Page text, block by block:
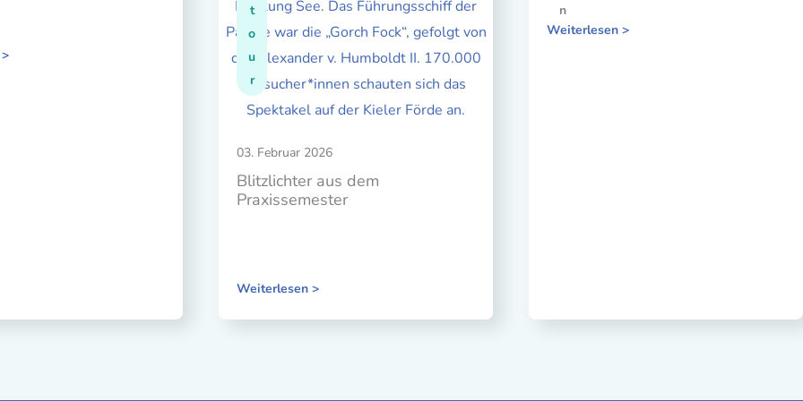
t
o
u
r
03. Februar 2026
Blitzlichter aus dem
Praxissemester
Weiterlesen >
n
Weiterlesen >